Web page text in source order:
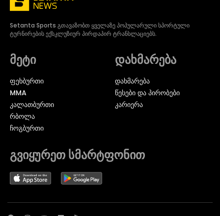
Setanta Sports გთავაზობთ ყველაზე პოპულარული სპორტული
ტურნირების ექსკლუზიურ პირდაპირ ტრანსლაციებს.
მეტი
ᲤᲔᲮᲑᲣᲠᲗᲘ
MMA
ᲙᲐᲚᲐᲗᲑᲣᲠᲗᲘ
ᲠᲑᲝᲚᲐ
ᲩᲝᲒᲑᲣᲠᲗᲘ
დახმარება
დახმარება
წესები და პირობები
კარიერა
გვიყურეთ სმარტფონით